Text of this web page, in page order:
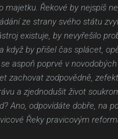
majetku. Řekové by nejspíš
ze strany svého státu
existuje, by nevyřešilo
když by přišel čas splácet,
aspoň poprvé v
zachovat zodpovědně,
a zjednodušit život
Ano, odpovídáte dobře, na
Řeky pravicovým